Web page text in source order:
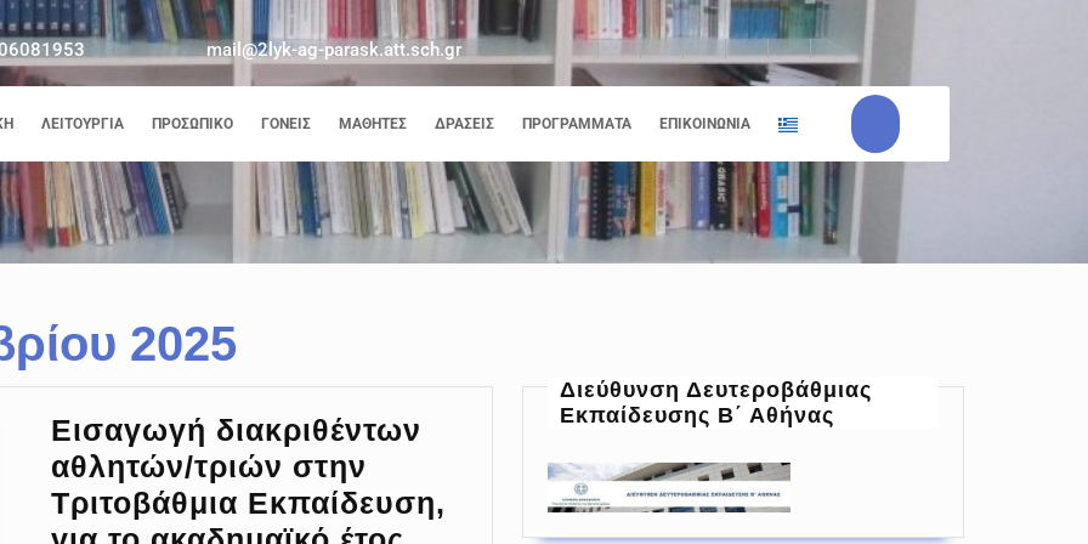
mail@2lyk-ag-parask.att.sch.gr
ΛΕΙΤΟΥΡΓΊΑ ΠΡΟΣΩΠΙΚΌ ΓΟΝΕΊΣ ΜΑΘΗΤΈΣ ΔΡΆΣΕΙΣ ΠΡΟΓΡΆΜΜΑΤΑ ΕΠΙΚΟΙΝΩΝΊΑ
2025
Εισαγωγή διακριθέντων
αθλητών/τριών στην
Τριτοβάθμια Εκπαίδευση,
Διεύθυνση Δευτεροβάθμιας
Εκπαίδευσης Β΄ Αθήνας